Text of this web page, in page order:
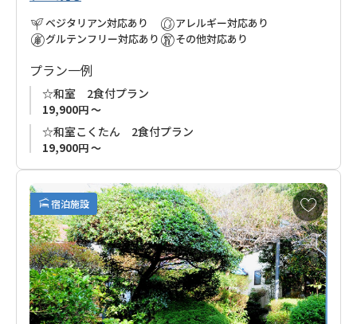
ベジタリアン対応あり
グルテンフリー対応あり
アレルギー対応あり
その他対応あり
プラン一例
☆和室 2食付プラン
19,900円 ～
☆和室こくたん 2食付プラン
19,900円 ～
宿泊施設
お
気
に
入
り
に
追
加